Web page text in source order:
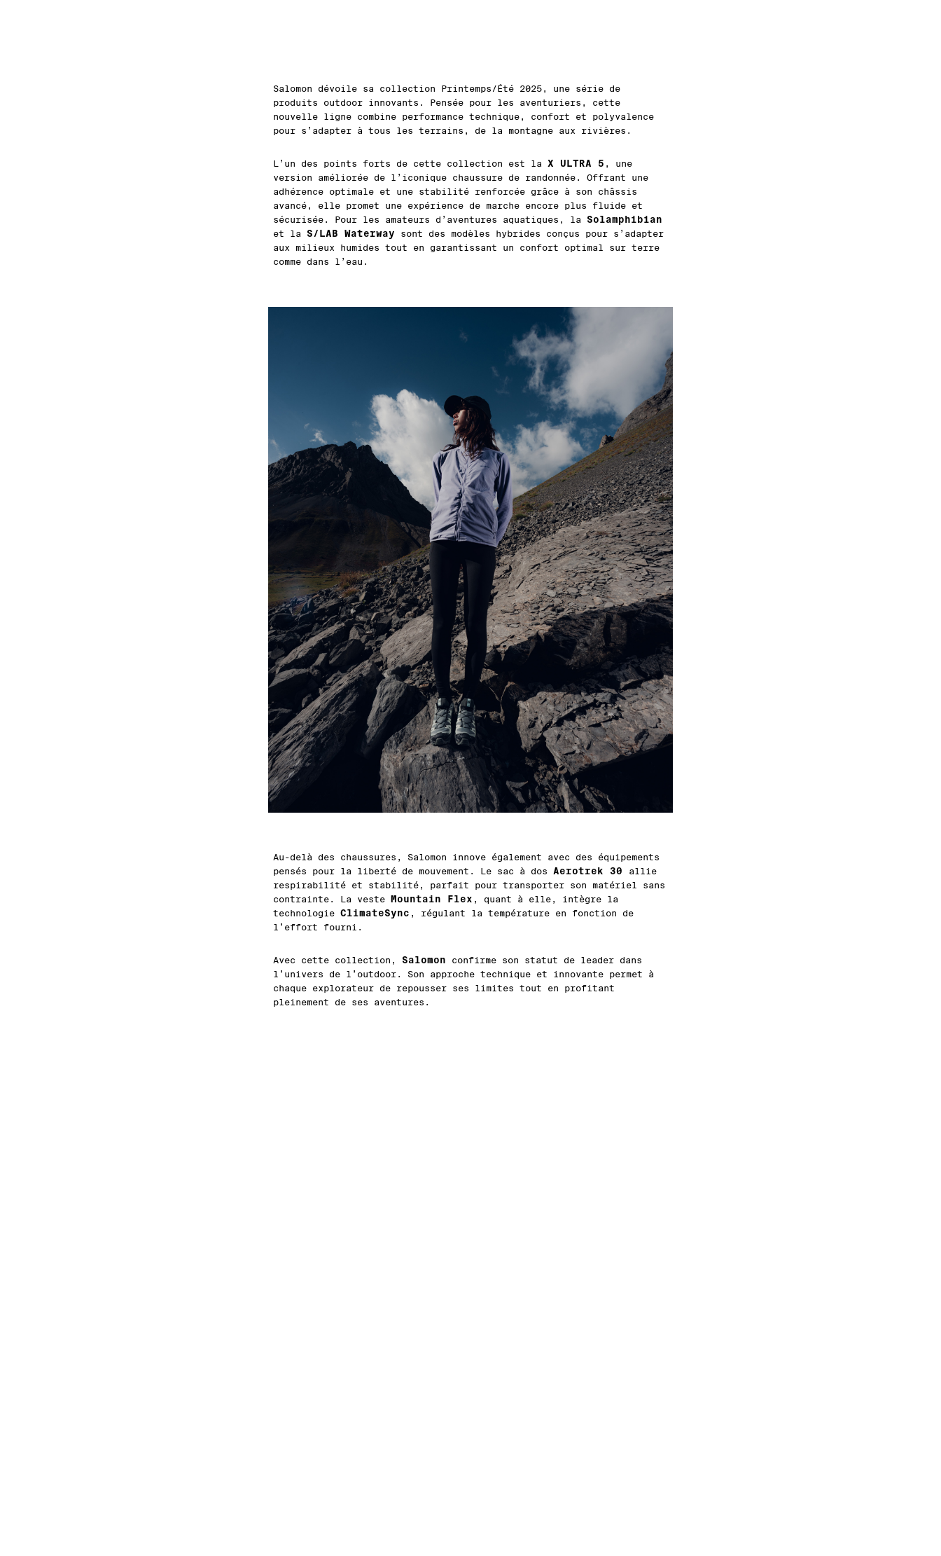
Salomon dévoile sa collection Printemps/Été 2025, une série de
produits outdoor innovants. Pensée pour les aventuriers, cette
nouvelle ligne combine performance technique, confort et polyvalence
pour s’adapter à tous les terrains, de la montagne aux rivières.
L’un des points forts de cette collection est la X ULTRA 5 , une
version améliorée de l’iconique chaussure de randonnée. Offrant une
adhérence optimale et une stabilité renforcée grâce à son châssis
avancé, elle promet une expérience de marche encore plus fluide et
sécurisée. Pour les amateurs d’aventures aquatiques, la Solamphibian
et la S/LAB Waterway sont des modèles hybrides conçus pour s’adapter
aux milieux humides tout en garantissant un confort optimal sur terre
comme dans l’eau.
Au-delà des chaussures, Salomon innove également avec des équipements
pensés pour la liberté de mouvement. Le sac à dos Aerotrek 30
allie
respirabilité et stabilité, parfait pour transporter son matériel sans
contrainte. La veste Mountain Flex , quant à elle, intègre la
technologie ClimateSync , régulant la température en fonction de
l’effort fourni.
Avec cette collection, Salomon confirme son statut de leader dans
l’univers de l’outdoor. Son approche technique et innovante permet à
chaque explorateur de repousser ses limites tout en profitant
pleinement de ses aventures.